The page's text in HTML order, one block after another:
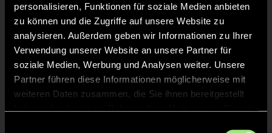
personalisieren, Funktionen für soziale Medien anbieten
zu können und die Zugriffe auf unsere Website zu
analysieren. Außerdem geben wir Informationen zu Ihrer
Verwendung unserer Website an unsere Partner für
soziale Medien, Werbung und Analysen weiter. Unsere
Partner führen diese Informationen möglicherweise mit
weiteren Daten zusammen, die Sie ihnen bereitgestellt
14' TOR 0:1, FELDTOR
13' TOR 0:1, FELDTOR